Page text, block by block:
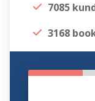
7085
3168